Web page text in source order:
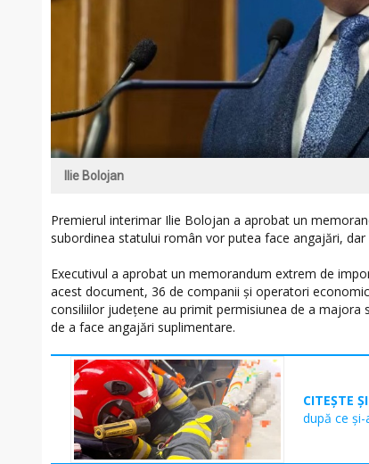
Ilie Bolojan
Premierul interimar Ilie Bolojan a aprobat un
subordinea statului român vor putea face angajări,
Executivul a aprobat un memorandum extrem de
acest document, 36 de companii și operatori
consiliilor județene au primit permisiunea de a majora
de a face angajări suplimentare.
CITEȘTE
după ce